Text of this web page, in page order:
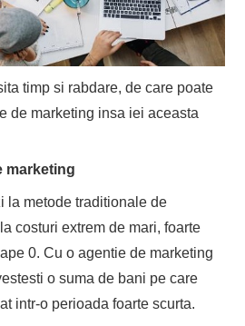
timp si rabdare, de care poate
de marketing insa iei aceasta
marketing
la metode traditionale de
costuri extrem de mari, foarte
0. Cu o agentie de marketing
o suma de bani pe care
intr-o perioada foarte scurta.